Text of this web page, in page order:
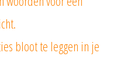
bloot te leggen in je